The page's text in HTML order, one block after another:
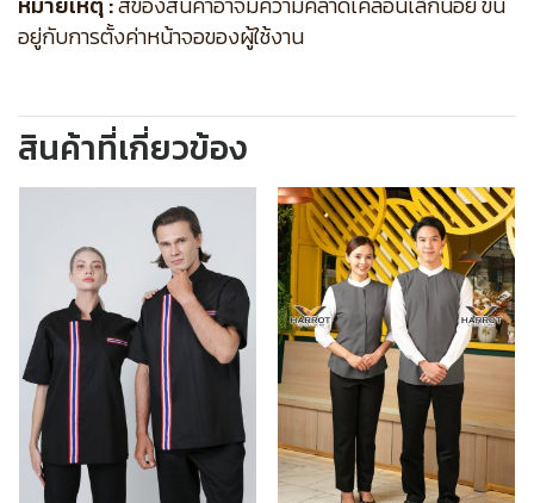
อยู่กับการตั้งค่าหน้าจอของผู้ใช้งาน
สินค้าที่เกี่ยวข้อง